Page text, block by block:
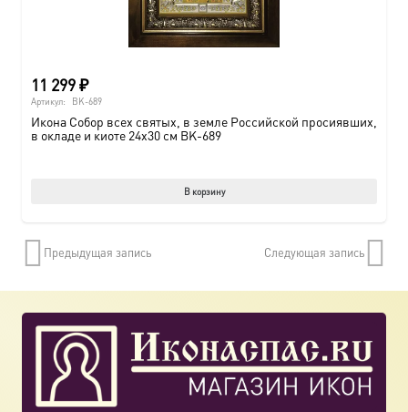
11 299₽
Артикул: BK-689
Икона Собор всех святых, в земле Российской просиявших,
в окладе и киоте 24х30 см BK-689
В корзину
Предыдущая запись Следующая запись